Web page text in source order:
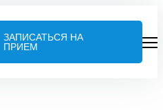
ЗАПИСАТЬСЯ НА
ПРИЕМ